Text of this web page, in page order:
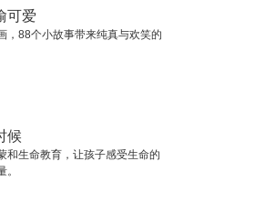
可爱
，88个小故事带来纯真与欢笑的
候
和生命教育，让孩子感受生命的